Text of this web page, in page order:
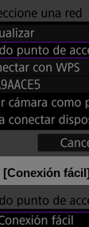
[Conexión fácil